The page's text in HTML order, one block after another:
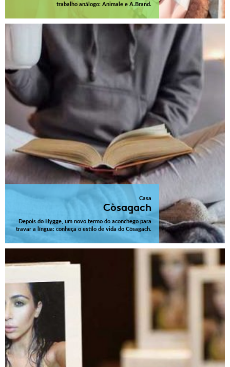
trabalho análogo: Animale e A.Brand.
Casa
Còsagach
Depois do Hygge, um novo termo do aconchego para
travar a língua: conheça o estilo de vida do Còsagach.